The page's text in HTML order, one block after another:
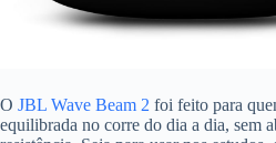
O JBL Wave Beam 2 foi feito para
equilibrada no corre do dia a dia, sem